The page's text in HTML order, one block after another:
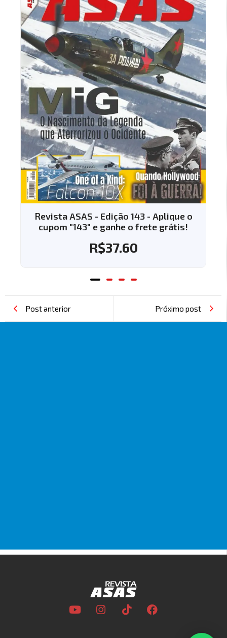
Revista ASAS - Edição 143 - Aplique o
cupom "143" e ganhe o frete grátis!
R$37.60
Post anterior Próximo post